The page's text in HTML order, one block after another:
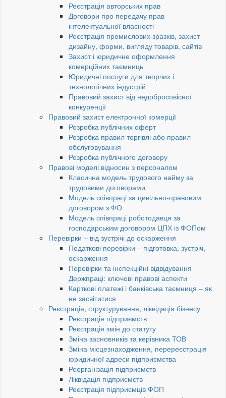
Реєстрація авторських прав
Договори про передачу прав
інтелектуальної власності
Реєстрація промислових зразків, захист
дизайну, форми, вигляду товарів, сайтів
Захист і юридичне оформлення
комерційних таємниць
Юридичні послуги для творчих і
технологічних індустрій
Правовий захист від недобросовісної
конкуренції
Правовий захист електронної комерції
Розробка публічних оферт
Розробка правил торгівлі або правил
обслуговування
Розробка публічного договору
Правові моделі відносин з персоналом
Класична модель трудового найму за
трудовими договорами
Модель співпраці за цивільно-правовим
договором з ФО
Модель співпраці роботодавця за
господарським договором ЦПХ із ФОПом
Перевірки – від зустрічі до оскарження
Податкові перевірки – підготовка, зустріч,
оскарження
Перевірки та інспекційні відвідування
Держпраці: ключові правові аспекти
Карткові платежі і банківська таємниця – як
не засвітитися
Реєстрація, структурування, ліквідація бізнесу
Реєстрація підприємств
Реєстрація змін до статуту
Зміна засновників та керівника ТОВ
Зміна місцезнаходження, перереєстрація
юридичної адреси підприємства
Реорганізація підприємств
Ліквідація підприємств
Реєстрація підприємців ФОП